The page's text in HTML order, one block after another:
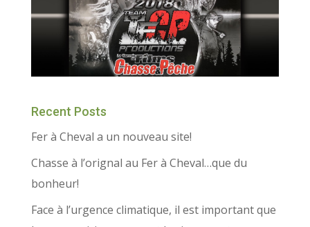
Recent Posts
Fer à Cheval a un nouveau site!
Chasse à l’orignal au Fer à Cheval…que du
bonheur!
Face à l’urgence climatique, il est important que